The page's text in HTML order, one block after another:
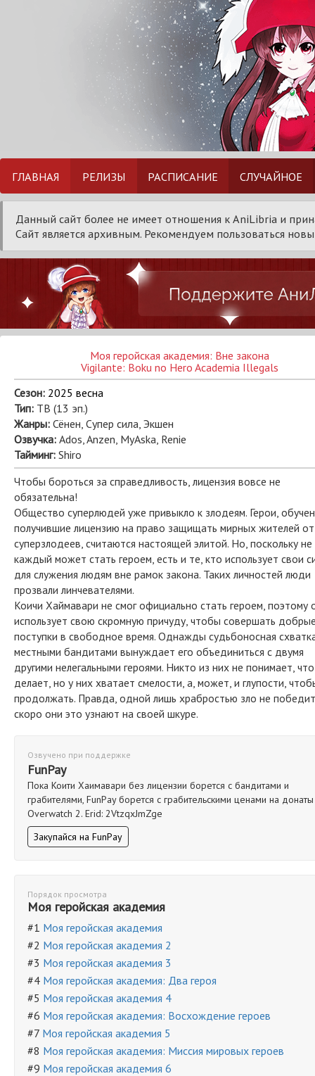
ГЛАВНАЯ РЕЛИЗЫ РАСПИСАНИЕ СЛУЧАЙНОЕ
Данный сайт более не имеет отношения к AniLibria и
Сайт является архивным. Рекомендуем пользоваться
Моя геройская академия: Вне закона
Vigilante: Boku no Hero Academia Illegals
Сезон: 2025 весна
Тип: ТВ (13 эп.)
Жанры: Сёнен, Супер сила, Экшен
Озвучка: Ados, Anzen, MyAska, Renie
Тайминг: Shiro
Чтобы бороться за справедливость, лицензия вовсе не
обязательна!
Общество суперлюдей уже привыкло к злодеям. Герои,
получившие лицензию на право защищать мирных жителей от
суперзлодеев, считаются настоящей элитой. Но, поскольку не
каждый может стать героем, есть и те, кто использует свои
для служения людям вне рамок закона. Таких личностей люди
прозвали линчевателями.
Коичи Хаймавари не смог официально стать героем, поэтому
использует свою скромную причуду, чтобы совершать
поступки в свободное время. Однажды судьбоносная
местными бандитами вынуждает его объединиться с двумя
другими нелегальными героями. Никто из них не понимает, что
делает, но у них хватает смелости, а, может, и глупости,
продолжать. Правда, одной лишь храбростью зло не
скоро они это узнают на своей шкуре.
Озвучено при поддержке
FunPay
Пока Коити Хаимавари без лицензии борется с бандитами и
грабителями, FunPay борется с грабительскими ценами на
Overwatch 2. Erid: 2VtzqxJmZge
Закупайся на FunPay
Порядок просмотра
Моя геройская академия
#1 Моя геройская академия
#2 Моя геройская академия 2
#3 Моя геройская академия 3
#4 Моя геройская академия: Два героя
#5 Моя геройская академия 4
#6 Моя геройская академия: Восхождение героев
#7 Моя геройская академия 5
#8 Моя геройская академия: Миссия мировых героев
#9 Моя геройская академия 6